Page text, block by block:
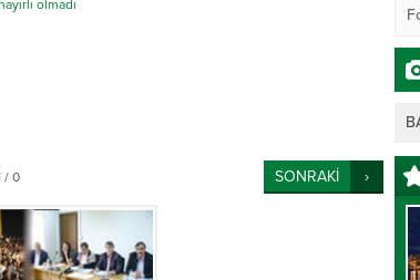
olmadı
/ 0 SONRAKİ